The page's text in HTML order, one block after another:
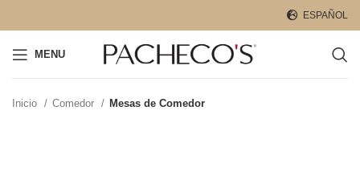
ESPAÑOL
MENU
Inicio Comedor Mesas de Comedor